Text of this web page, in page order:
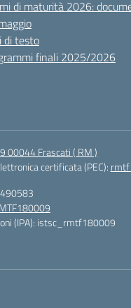
di maturità 2026:
di testo
finali 2025/2026
00044 Frascati ( RM )
certificata (PEC):
(IPA): istsc_rmtf180009